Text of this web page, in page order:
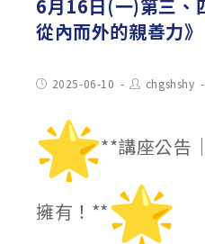
6月16日(一)第三、
從內而外的親善力》
Post2025-06-10
Post
author:
chgshshy
**講座公告
擁有！**